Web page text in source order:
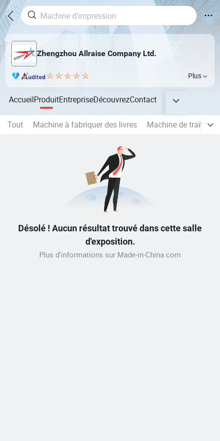
Zhengzhou Allraise Company Ltd.
Plus
AccueilProduitEntrepriseDécouvrezContact
Tout Machine à fabriquer des livres Machine de
Désolé ! Aucun résultat trouvé dans cette salle
d'exposition.
Plus d'informations sur Made-in-China.com